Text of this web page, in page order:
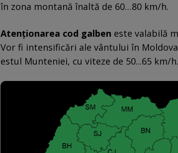
în zona montană înaltă de 60…80 km/h.
Atenționarea cod galben este valabilă
Vor fi intensificări ale vântului în
estul Munteniei, cu viteze de 50...65 km/h.